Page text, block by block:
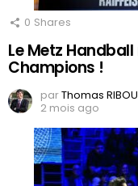
0 Shares
Le Metz
Champions !
parThomas
2 mois ago